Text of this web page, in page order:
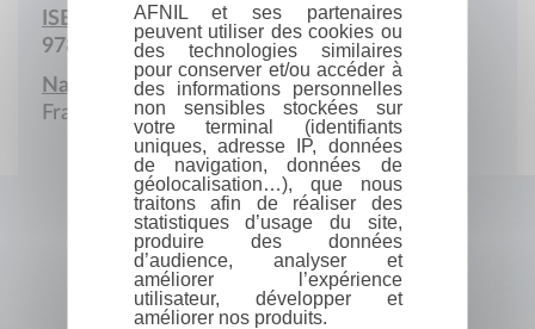
ISBN :
978-2-9585372
Nationalité :
France
AFNIL et ses partenaires
peuvent utiliser des cookies ou
des technologies similaires
pour conserver et/ou accéder à
des informations personnelles
non sensibles stockées sur
votre terminal (identifiants
uniques, adresse IP, données
de navigation, données de
géolocalisation…), que nous
traitons afin de réaliser des
statistiques d’usage du site,
produire des données
d’audience, analyser et
améliorer l’expérience
utilisateur, développer et
améliorer nos produits.